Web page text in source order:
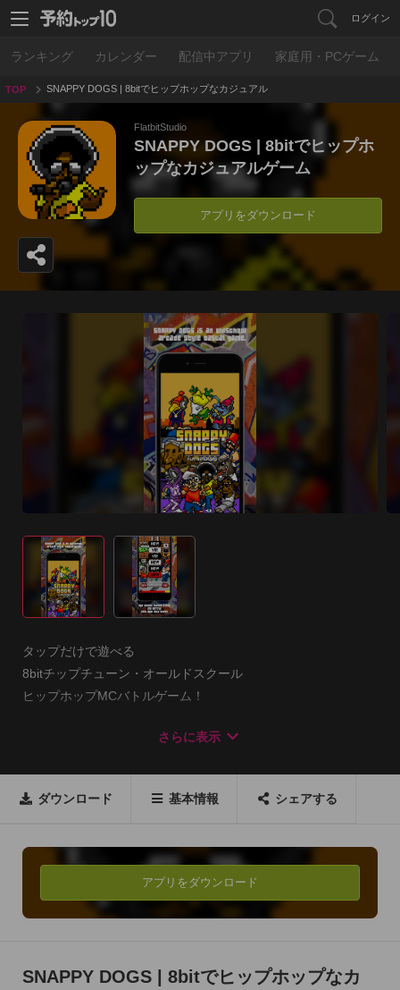
ログイン
ランキング カレンダー 配信中アプリ 家庭用・PCゲーム
TOP
SNAPPY DOGS | 8bitでヒップホップなカジュアル
ゲーム
FlatbitStudio
SNAPPY DOGS | 8bitでヒップホ
ップなカジュアルゲーム
アプリをダウンロード
タップだけで遊べる
8bitチップチューン・オールドスクール
ヒップホップMCバトルゲーム！
8bitサウンドとNESライクなB-boyたち！
さらに表示
ダウンロード 基本情報 シェアする
アプリをダウンロード
SNAPPY DOGS | 8bitでヒップホップなカ